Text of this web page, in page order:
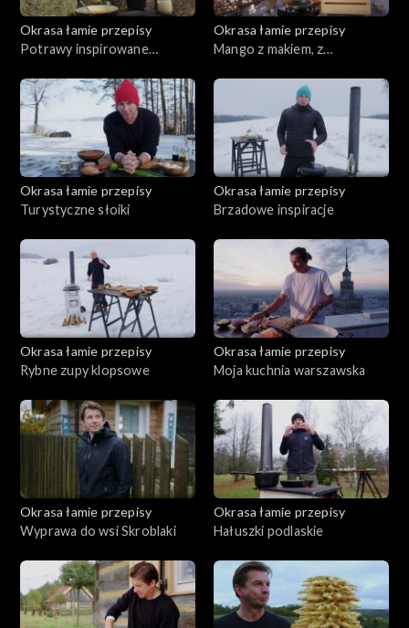
Okrasa łamie przepisy
Potrawy inspirowane
Okrasa łamie przepisy
Mango z makiem, z
Okrasa łamie przepisy
Turystyczne słoiki
Okrasa łamie przepisy
Brzadowe inspiracje
Okrasa łamie przepisy
Rybne zupy klopsowe
Okrasa łamie przepisy
Moja kuchnia warszawska
Okrasa łamie przepisy
Wyprawa do wsi Skroblaki
Okrasa łamie przepisy
Hałuszki podlaskie